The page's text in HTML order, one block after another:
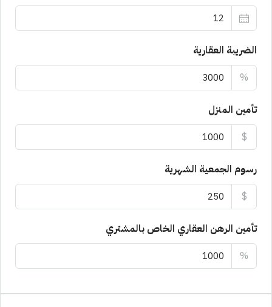
الضريبة العقارية
%
تأمين المنزل
$
رسوم الجمعية الشهرية
$
تأمين الرهن العقاري الخاص بالمشتري
%